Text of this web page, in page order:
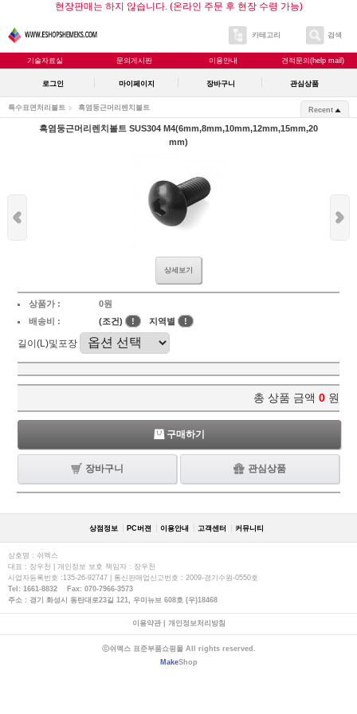
현장판매는 하지 않습니다. (온라인 주문 후 현장 수령 가능)
카테고리 검색
기술자료실 문의게시판 이용안내 견적문의(help mail)
로그인 마이페이지 장바구니 관심상품
특수표면처리볼트 흑염둥근머리렌치볼트 Recent
흑염둥근머리렌치볼트 SUS304 M4(6mm,8mm,10mm,12mm,15mm,20
mm)
상세보기
상품가 :
0원
배송비 :
(조건) ! 지역별 !
길이(L)및포장
총 상품 금액 0 원
구매하기
장바구니 관심상품
상점정보 PC버젼 이용안내 고객센터 커뮤니티
상호명 : 쉬멕스
대표 : 장우천 | 개인정보 보호 책임자 : 장우천
사업자등록번호 :135-26-92747 | 통신판매업신고번호 : 2009-경기수원-0550호
Tel: 1661-8832 Fax: 070-7966-3573
주소 : 경기 화성시 동탄대로23길 121, 우미뉴브 608호 (우)18468
이용약관| 개인정보처리방침
ⓒ쉬멕스 표준부품쇼핑몰 All rights reserved.
MakeShop